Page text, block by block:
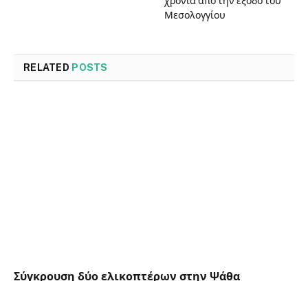
Μεσολογγίου
RELATED POSTS
Σύγκρουση δύο ελικοπτέρων στην Ψάθα